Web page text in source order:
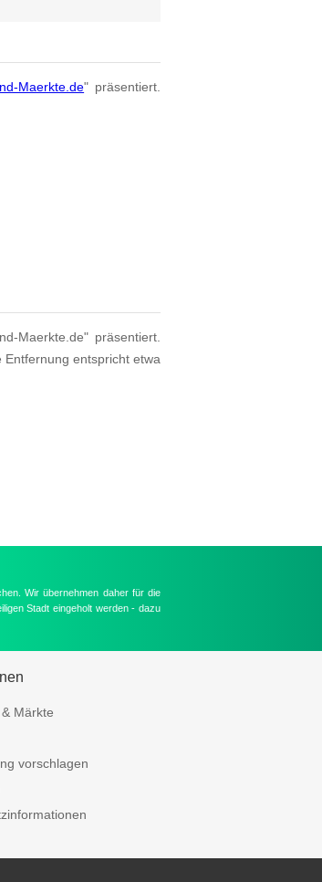
Maerkte.de" präsentiert.
Maerkte.de" präsentiert.
Entfernung entspricht etwa
Wir übernehmen daher für die
Stadt eingeholt werden - dazu
Märkte
vorschlagen